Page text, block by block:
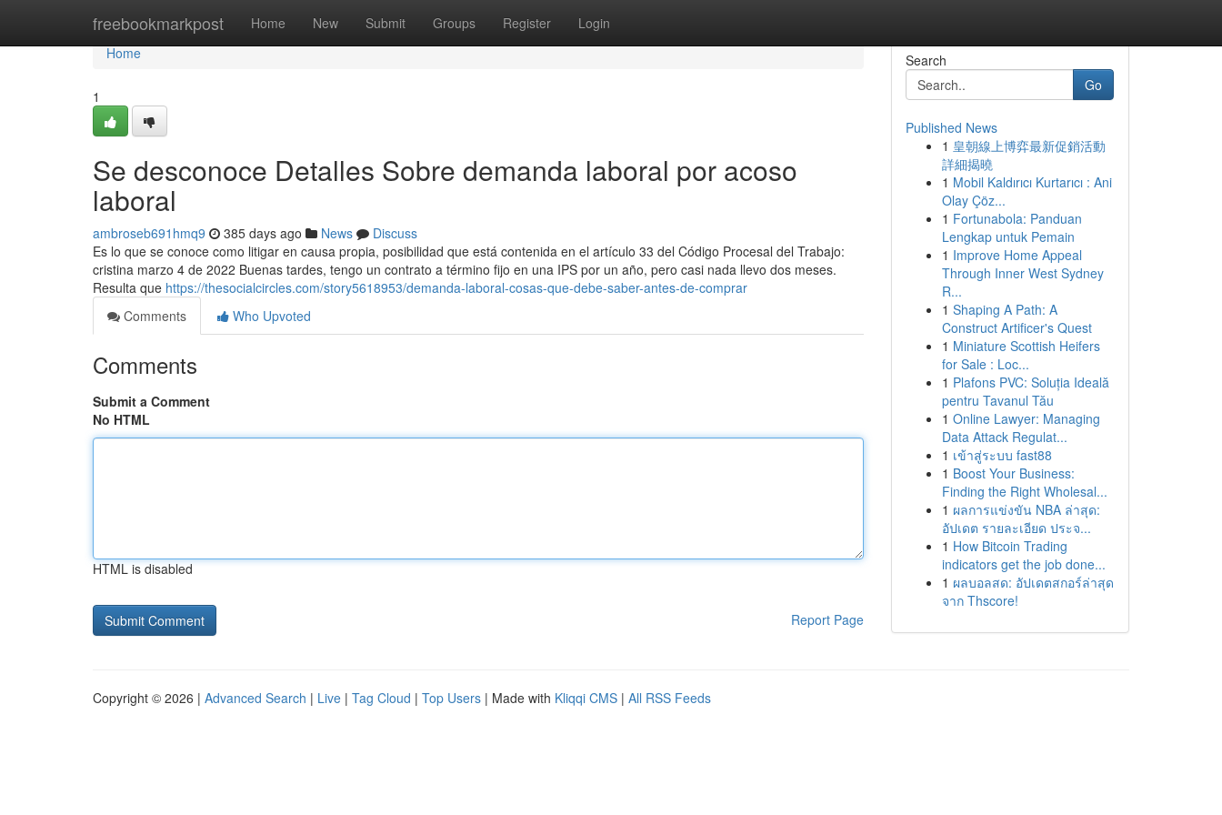
freebookmarkpost Home New Submit Groups Register Login
Home
Home
1
Se desconoce Detalles Sobre demanda laboral por acoso
laboral
ambroseb691hmq9 385 days ago News
Discuss
Es lo que se conoce como litigar en causa propia, posibilidad que está contenida en el artículo 33 del Código Procesal del Trabajo:
cristina marzo 4 de 2022 Buenas tardes, tengo un contrato a término fijo en una IPS por un año, pero casi nada llevo dos meses.
Resulta que https://thesocialcircles.com/story5618953/demanda-laboral-cosas-que-debe-saber-antes-de-comprar
Comments
Who Upvoted
Comments
Submit a Comment
No HTML
HTML is disabled
Report Page
Search
Go
Published News
1 皇朝線上博弈最新促銷活動
詳細揭曉
1 Mobil Kaldırıcı Kurtarıcı : Ani
Olay Çöz...
1 Fortunabola: Panduan
Lengkap untuk Pemain
1 Improve Home Appeal
Through Inner West Sydney
R...
1 Shaping A Path: A
Construct Artificer's Quest
1 Miniature Scottish Heifers
for Sale : Loc...
1 Plafons PVC: Soluția Ideală
pentru Tavanul Tău
1 Online Lawyer: Managing
Data Attack Regulat...
1 เข้าสู่ระบบ fast88
1 Boost Your Business:
Finding the Right Wholesal...
1 ผลการแข่งขัน NBA ล่าสุด:
อัปเดต รายละเอียด ประจ...
1 How Bitcoin Trading
indicators get the job done...
1 ผลบอลสด: อัปเดตสกอร์ล่าสุด
จาก Thscore!
Copyright © 2026 | Advanced Search | Live | Tag Cloud | Top Users | Made with Kliqqi CMS | All RSS Feeds